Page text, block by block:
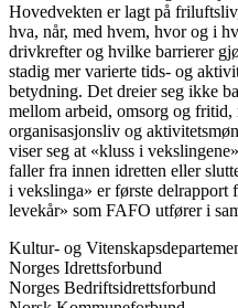
Hovedvekten er lagt på
hva, når, med hvem, hvor og i
drivkrefter og hvilke barrierer
stadig mer varierte tids- og
betydning. Det dreier seg ikke
mellom arbeid, omsorg og
organisasjonsliv og
viser seg at «kluss i
faller fra innen idretten eller
i vekslinga» er første delrapport
levekår» som FAFO utfører i
Kultur- og
Norges Idrettsforbund
Norges Bedriftsidrettsforbund